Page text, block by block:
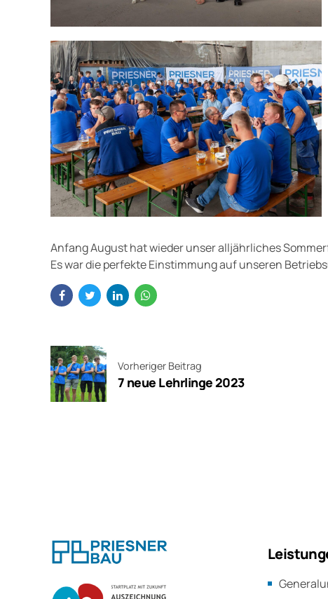
Anfang August hat wieder unser alljährliches
Es war die perfekte Einstimmung auf unseren
Vorheriger Beitrag
7 neue Lehrlinge 2023